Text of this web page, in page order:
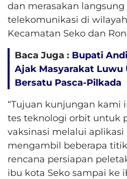
dan merasakan
telekomunikasi di
Kecamatan Seko dan
Baca Juga : Bupati
Ajak Masyarakat Luwu
Bersatu Pasca-Pilkada
“Tujuan kunjungan kami
tes teknologi orbit untuk
vaksinasi melalui aplikasi
mengambil beberapa
rencana persiapan
ibu kota Seko sampai ke